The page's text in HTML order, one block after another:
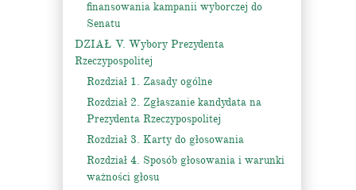
finansowania kampanii wyborczej do
Senatu
DZIAŁ V. Wybory Prezydenta
Rzeczypospolitej
Rozdział 1. Zasady ogólne
Rozdział 2. Zgłaszanie kandydata na
Prezydenta Rzeczypospolitej
Rozdział 3. Karty do głosowania
Rozdział 4. Sposób głosowania i warunki
ważności głosu